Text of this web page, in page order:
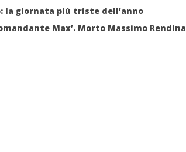
la giornata più triste dell’anno
Max’. Morto Massimo Rendina